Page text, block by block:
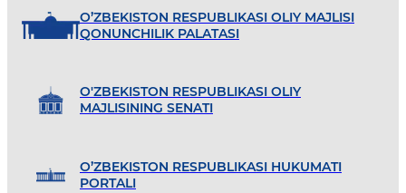
O’ZBEKISTON RESPUBLIKASI OLIY MAJLISI
QONUNCHILIK PALATASI
O'ZBEKISTON RESPUBLIKASI OLIY
MAJLISINING SENATI
O’ZBEKISTON RESPUBLIKASI HUKUMATI
PORTALI